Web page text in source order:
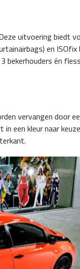
uitvoering biedt
en
bekerhouders én
vervangen door
een kleur naar